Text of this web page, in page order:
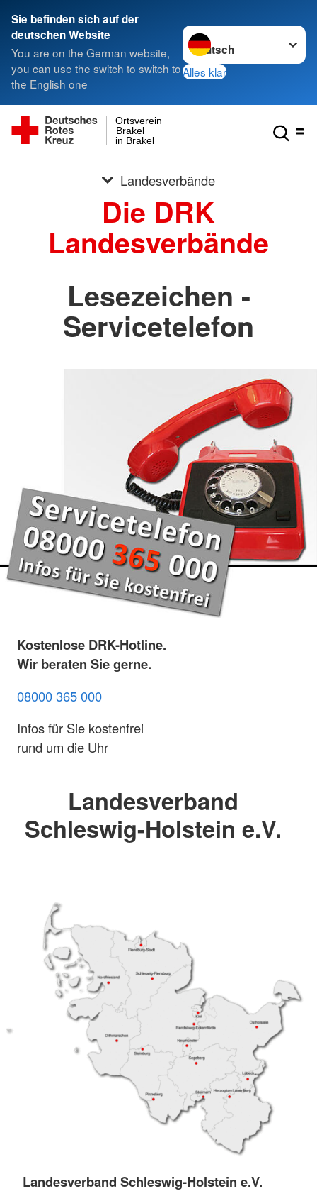
Sie befinden sich auf der
deutschen Website
You are on the German website,
you can use the switch to switch to
the English one
Sprache wechseln zu
Alles klar
in Brakel
Brakel
Ortsverein
Landesverbände
Die DRK
Landesverbände
Lesezeichen -
Servicetelefon
Kostenlose DRK-Hotline.
Wir beraten Sie gerne.
08000 365 000
Infos für Sie kostenfrei
rund um die Uhr
Landesverband
Schleswig-Holstein e.V.
Landesverband Schleswig-Holstein e.V.